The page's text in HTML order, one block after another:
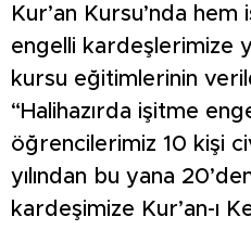
Kur’an Kursu’nda
engelli kardeşlerimize
kursu eğitimlerinin
“Halihazırda işitme
öğrencilerimiz 10 kişi
yılından bu yana
kardeşimize Kur’an-ı